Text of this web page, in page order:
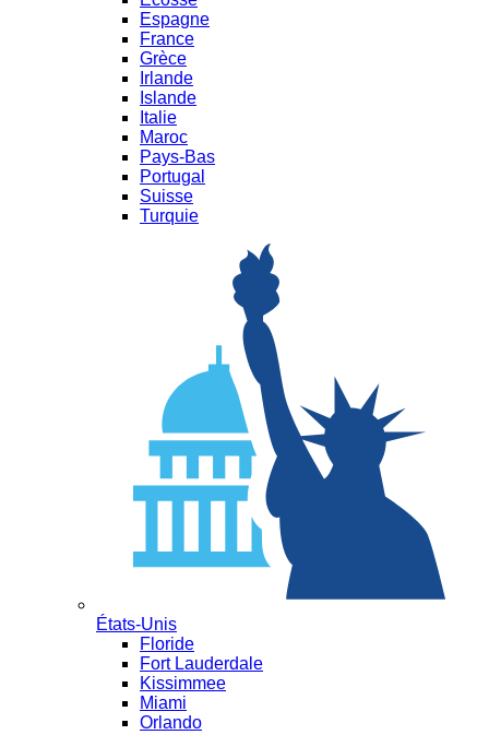
Espagne
France
Grèce
Irlande
Islande
Italie
Maroc
Pays-Bas
Portugal
Suisse
Turquie
États-Unis
Floride
Fort Lauderdale
Kissimmee
Miami
Orlando